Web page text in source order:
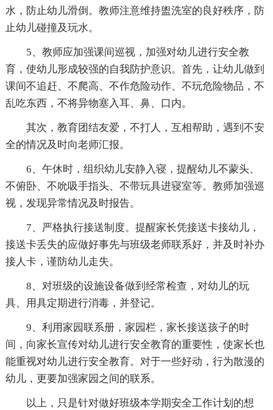
水，防止幼儿滑倒。教师注意维持盥洗室的良好秩序，防
止幼儿碰撞及玩水。
5、教师应加强课间巡视，加强对幼儿进行安全教
育，使幼儿形成较强的自我防护意识。首先，让幼儿做到
课间不追赶、不爬高、不作危险动作、不玩危险物品，不
乱吃东西，不将异物塞入耳、鼻、口内。
其次，教育团结友爱，不打人，互相帮助，遇到不安
全的情况及时向老师汇报。
6、午休时，组织幼儿安静入寝，提醒幼儿不蒙头、
不俯卧、不吮吸手指头、不带玩具进寝室等。教师加强巡
视，发现异常情况及时报告。
7、严格执行接送制度。提醒家长凭接送卡接幼儿，
接送卡丢失的应做好事先与班级老师联系好，并及时补办
接人卡，谨防幼儿走失。
8、对班级的设施设备做到经常检查，对幼儿的玩
具、用具定期进行消毒，并登记。
9、利用家园联系册，家园栏，家长接送孩子的时
间，向家长宣传对幼儿进行安全教育的重要性，使家长也
能重视对幼儿进行安全教育。对于一些好动，行为散漫的
幼儿，更要加强家园之间的联系。
以上，只是针对做好班级本学期安全工作计划的想